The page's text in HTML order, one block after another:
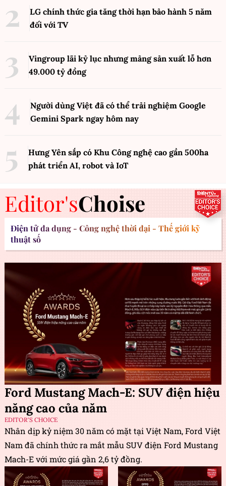
LG chính thức gia tăng thời hạn bảo hành 5 năm
đối với TV
Vingroup lãi kỷ lục nhưng mảng sản xuất lỗ hơn
49.000 tỷ đồng
Người dùng Việt đã có thể trải nghiệm Google
Gemini Spark ngay hôm nay
Hưng Yên sắp có Khu Công nghệ cao gần 500ha
phát triển AI, robot và IoT
Editor'sChoise
Điện tử đa dụng - Công nghệ thời đại - Thế giới kỹ
thuật số
Ford Mustang Mach-E: SUV điện hiệu
năng cao của năm
EDITOR'S CHOICE
Nhân dịp kỷ niệm 30 năm có mặt tại Việt Nam, Ford Việt
Nam đã chính thức ra mắt mẫu SUV điện Ford Mustang
Mach-E với mức giá gần 2,6 tỷ đồng.